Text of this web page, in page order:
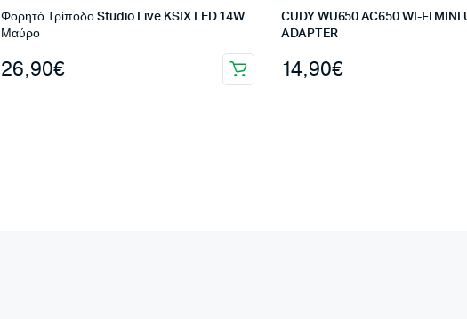
Φορητό Τρίποδο Studio Live KSIX LED 14W
Μαύρο
26,90€
CUDY WU650 AC650 WI-FI MINI
ADAPTER
14,90€